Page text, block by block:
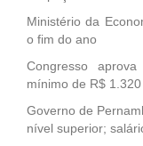
Ministério da
o fim do ano
Congresso
mínimo de R$ 1.320
Governo de
nível superior;